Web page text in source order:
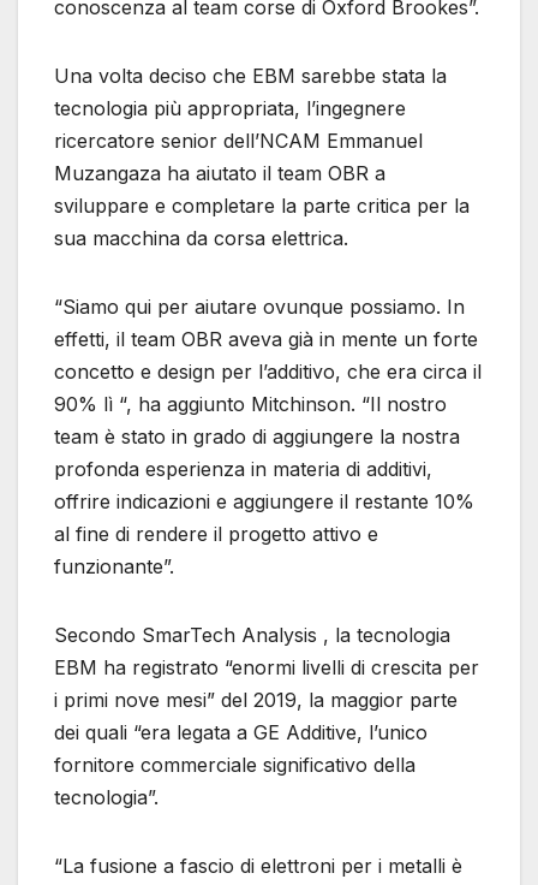
conoscenza al team corse di Oxford Brookes”.
Una volta deciso che EBM sarebbe stata la
tecnologia più appropriata, l’ingegnere
ricercatore senior dell’NCAM Emmanuel
Muzangaza ha aiutato il team OBR a
sviluppare e completare la parte critica per la
sua macchina da corsa elettrica.
“Siamo qui per aiutare ovunque possiamo. In
effetti, il team OBR aveva già in mente un forte
concetto e design per l’additivo, che era circa il
90% lì “, ha aggiunto Mitchinson. “Il nostro
team è stato in grado di aggiungere la nostra
profonda esperienza in materia di additivi,
offrire indicazioni e aggiungere il restante 10%
al fine di rendere il progetto attivo e
funzionante”.
Secondo SmarTech Analysis , la tecnologia
EBM ha registrato “enormi livelli di crescita per
i primi nove mesi” del 2019, la maggior parte
dei quali “era legata a GE Additive, l’unico
fornitore commerciale significativo della
tecnologia”.
“La fusione a fascio di elettroni per i metalli è